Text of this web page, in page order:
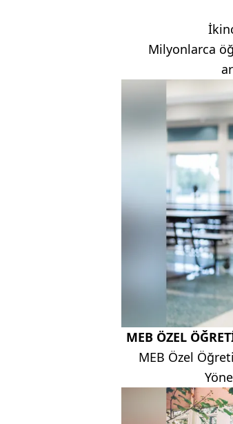
Milyonlarca
MEB ÖZEL
MEB Özel